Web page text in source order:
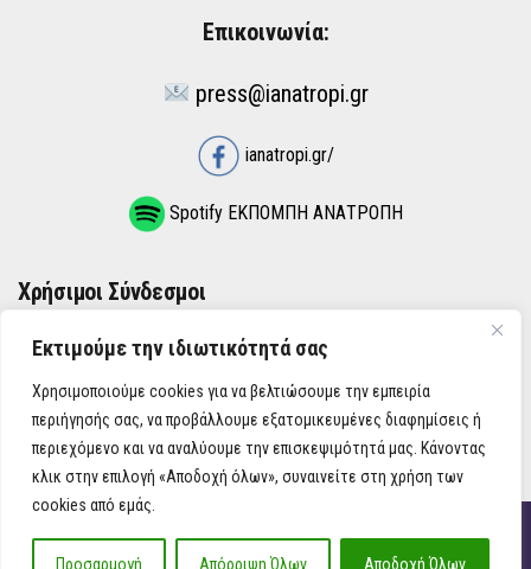
Εκτιμούμε την ιδιωτικότητά σας
Χρησιμοποιούμε cookies για να βελτιώσουμε την εμπειρία
περιήγησής σας, να προβάλλουμε εξατομικευμένες διαφημίσεις ή
περιεχόμενο και να αναλύουμε την επισκεψιμότητά μας. Κάνοντας
κλικ στην επιλογή «Αποδοχή όλων», συναινείτε στη χρήση των
cookies από εμάς.
Προσαρμογή Απόρριψη Όλων Αποδοχή Όλων
Επικοινωνία:
press@ianatropi.gr
ianatropi.gr/
Spotify ΕΚΠΟΜΠΗ ΑΝΑΤΡΟΠΗ
Χρήσιμοι Σύνδεσμοι
ΌΡΟΙ ΧΡΉΣΗΣ
ΠΟΛΙΤΙΚΉ ΑΠΟΡΡΉΤΟΥ
iAnatropi ©